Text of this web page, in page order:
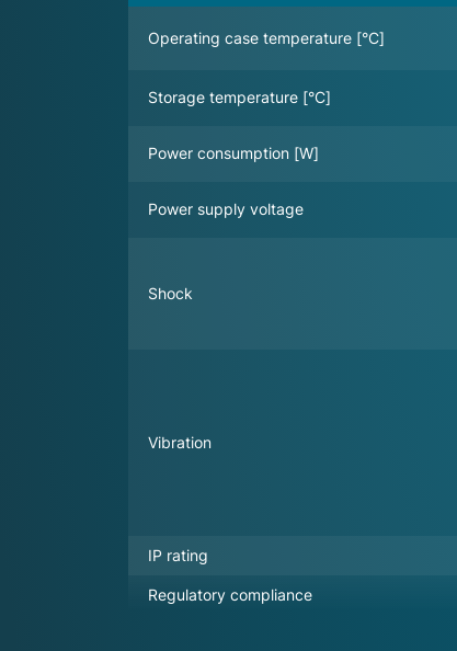
Operating case temperature [°C]
Storage temperature [°C]
Power consumption [W]
Power supply voltage
Shock
Vibration
IP rating
Regulatory compliance